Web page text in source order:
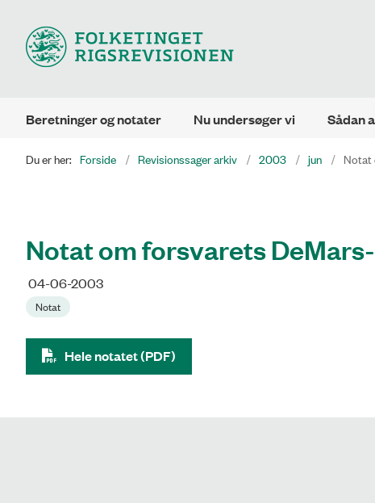
Beretninger og notater Nu undersøger vi Sådan
Du er her: Forside Revisionssager arkiv 2003 jun Notat
Notat om forsvarets
04-06-2003
Notat
Hele notatet (PDF)